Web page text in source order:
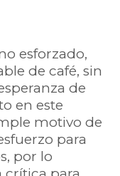
esforzado,
de café, sin
de
en este
motivo de
para
por lo